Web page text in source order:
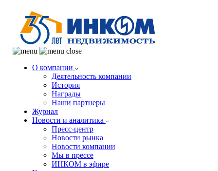
О компании
Деятельность компании
История
Награды
Наши партнеры
Журнал
Новости и аналитика
Пресс-центр
Новости рынка
Новости компании
Мы в прессе
ИНКОМ в эфире